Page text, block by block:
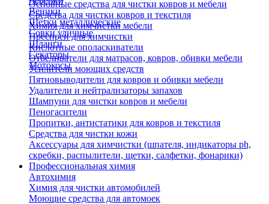
Веники
Щетки металлические
Совки уличные
Шланги
Секаторы
Мотокосы
Основные средства для чистки ковров и мебели
Средства для чистки ковров и текстиля
Химия для химчистки мебели
Преспреи для химчистки
Кислотные ополаскиватели
Отбеливатели для матрасов, ковров, обивки мебели
Усилители моющих средств
Пятновыводители для ковров и обивки мебели
Удалители и нейтрализаторы запахов
Шампуни для чистки ковров и мебели
Пеногасители
Пропитки, антистатики для ковров и текстиля
Средства для чистки кожи
Аксессуары для химчистки (шпателя, индикаторы ph,
скребки, распылители, щетки, салфетки, фонарики)
Профессиональная химия
Автохимия
Химия для чистки автомобилей
Моющие средства для автомоек